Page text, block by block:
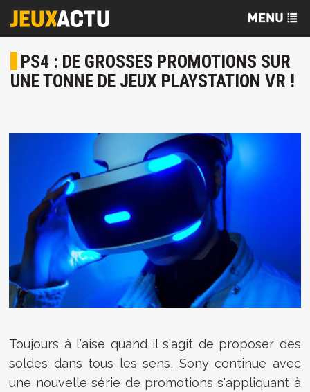
PS4 : DE GROSSES PROMOTIONS SUR
UNE TONNE DE JEUX PLAYSTATION VR !
Toujours à l'aise quand il s'agit de proposer des
soldes dans tous les sens, Sony continue avec
une nouvelle série de promotions s'appliquant à